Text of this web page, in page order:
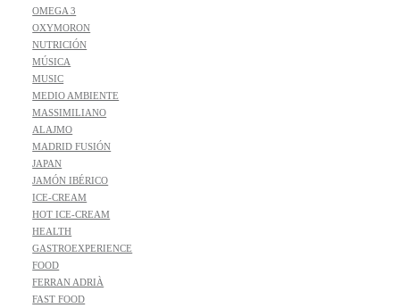
OMEGA 3
OXYMORON
NUTRICIÓN
MÚSICA
MUSIC
MEDIO AMBIENTE
MASSIMILIANO
ALAJMO
MADRID FUSIÓN
JAPAN
JAMÓN IBÉRICO
ICE-CREAM
HOT ICE-CREAM
HEALTH
GASTROEXPERIENCE
FOOD
FERRAN ADRIÀ
FAST FOOD